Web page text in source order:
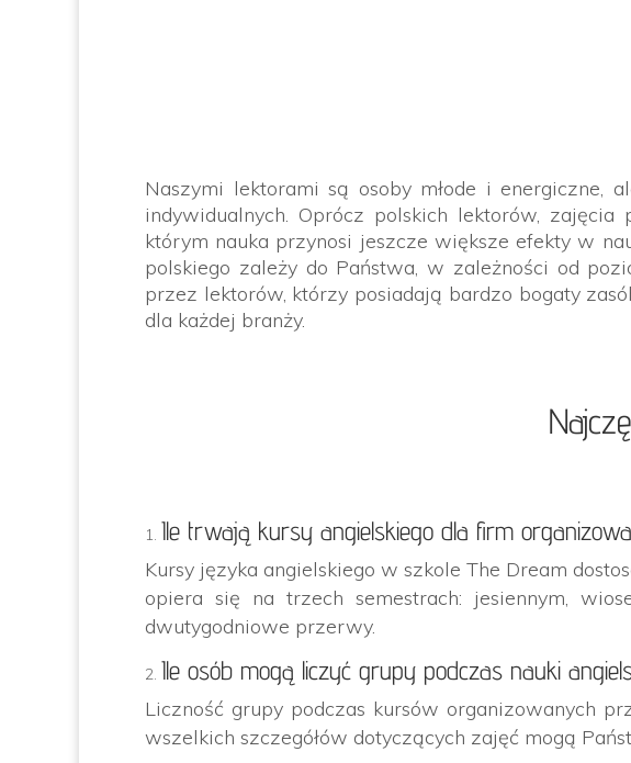
Naszymi lektorami są osoby młode i
indywidualnych. Oprócz polskich lektorów,
którym nauka przynosi jeszcze większe efekty w
polskiego zależy do Państwa, w zależności od
przez lektorów, którzy posiadają bardzo bogaty
dla każdej branży.
Ile trwają kursy angielskiego dla firm
Kursy języka angielskiego w szkole The Dream
opiera się na trzech semestrach: jesiennym,
dwutygodniowe przerwy.
Ile osób mogą liczyć grupy podczas nauki
Liczność grupy podczas kursów organizowanych
wszelkich szczegółów dotyczących zajęć mogą